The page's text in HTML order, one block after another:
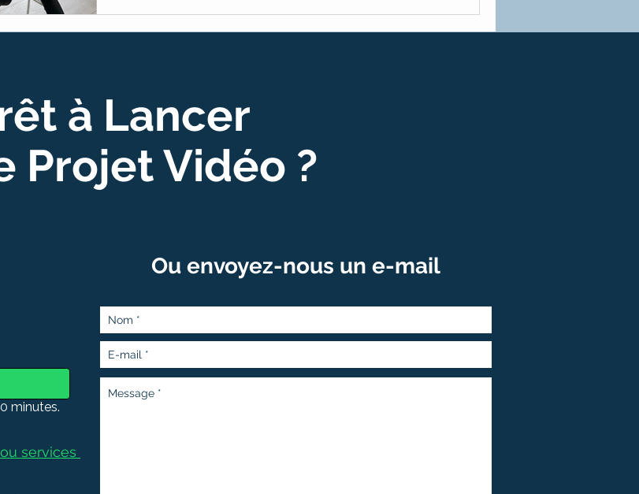
à Lancer
Projet Vidéo ?
minutes.
services
Ou envoyez-nous un e-mail